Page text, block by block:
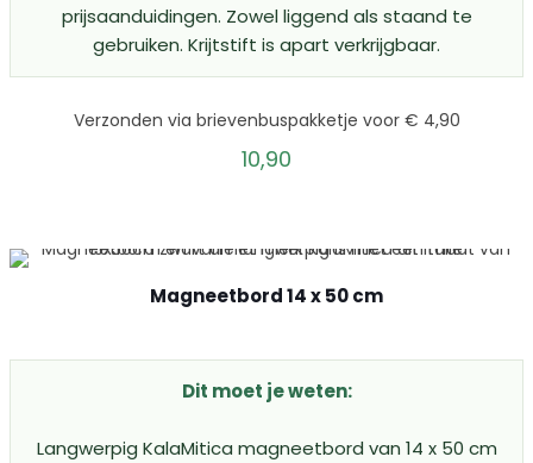
prijsaanduidingen. Zowel liggend als staand te
gebruiken. Krijtstift is apart verkrijgbaar.
Verzonden via brievenbuspakketje voor € 4,90
10,90
Magneetbord 14 x 50 cm
Dit moet je weten:
Langwerpig KalaMitica magneetbord van 14 x 50 cm